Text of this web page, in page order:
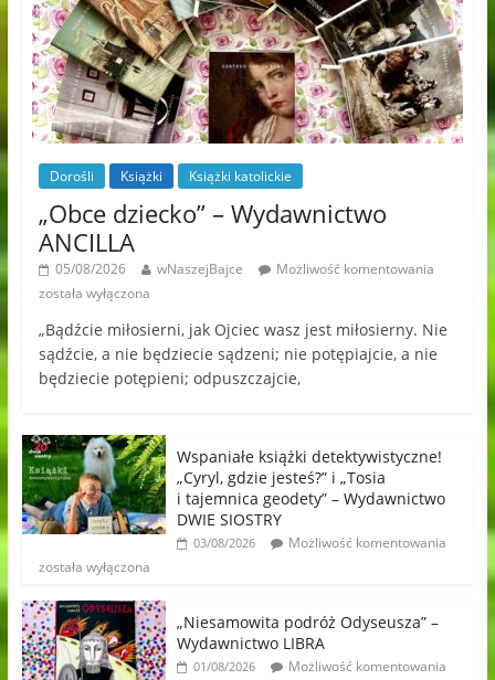
Dorośli Książki Książki katolickie
„Obce dziecko” – Wydawnictwo
ANCILLA
05/08/2026 wNaszejBajce
Możliwość komentowania
została wyłączona
„Bądźcie miłosierni, jak Ojciec wasz jest miłosierny. Nie
sądźcie, a nie będziecie sądzeni; nie potępiajcie, a nie
będziecie potępieni; odpuszczajcie,
Wspaniałe książki detektywistyczne!
„Cyryl, gdzie jesteś?” i „Tosia
i tajemnica geodety” – Wydawnictwo
DWIE SIOSTRY
03/08/2026
Możliwość komentowania
została wyłączona
„Niesamowita podróż Odyseusza” –
Wydawnictwo LIBRA
01/08/2026
Możliwość komentowania